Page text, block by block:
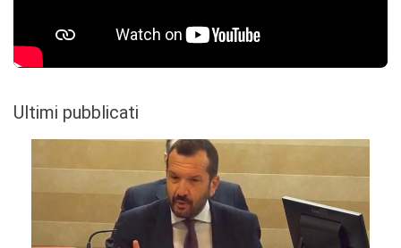
Ultimi pubblicati